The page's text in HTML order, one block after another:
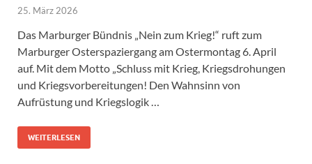
25. März 2026
Das Marburger Bündnis „Nein zum Krieg!“ ruft zum
Marburger Osterspaziergang am Ostermontag 6. April
auf. Mit dem Motto „Schluss mit Krieg, Kriegsdrohungen
und Kriegsvorbereitungen! Den Wahnsinn von
Aufrüstung und Kriegslogik …
WEITERLESEN